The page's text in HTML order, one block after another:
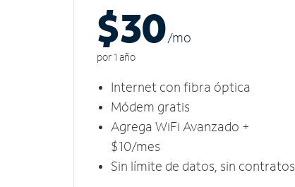
$30/mo
por 1 año
Internet con fibra óptica
Módem gratis
Agrega WiFi Avanzado +
$10/mes
Sin límite de datos, sin contratos